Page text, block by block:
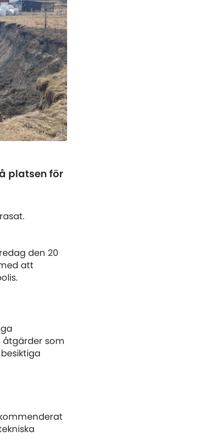
platsen för
den 20
att
åtgärder som